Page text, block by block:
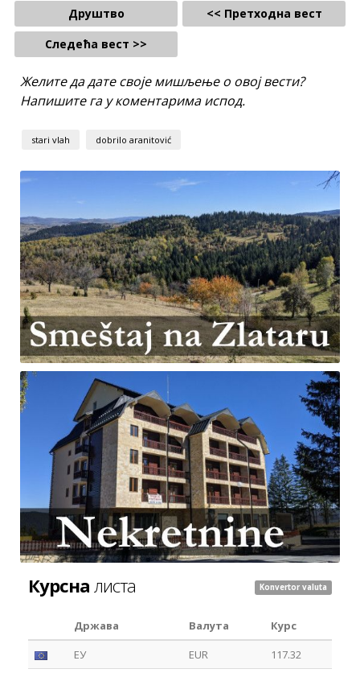
Друштво
<< Претходна вест
Следећа вест >>
Желите да дате своје мишљење о овој вести?
Напишите га у коментарима испод.
stari vlah dobrilo aranitović
Курсна листа Konvertor valuta
Држава Валута
Курс
ЕУ
EUR
117.32